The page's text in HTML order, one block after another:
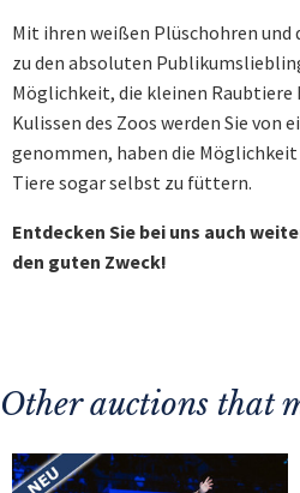
Mit ihren weißen Plüschohren
zu den absoluten
Möglichkeit, die kleinen
Kulissen des Zoos werden Sie
genommen, haben die
Tiere sogar selbst zu füttern.
Entdecken Sie bei uns auch
den guten Zweck!
Other auctions that